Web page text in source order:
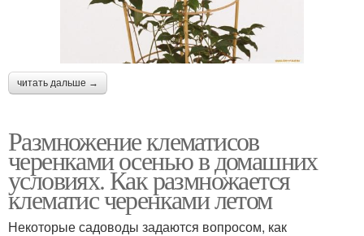
читать дальше →
Размножение клематисов
черенками осенью в домашних
условиях. Как размножается
клематис черенками летом
Некоторые садоводы задаются вопросом, как